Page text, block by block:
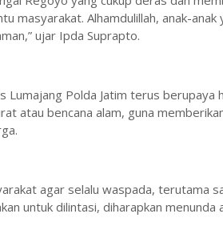
masyarakat. Alhamdulillah, anak-
ujar Ipda Suprapto.
Lumajang Polda Jatim terus
atau bencana alam, guna
agar selalu waspada, terutama
untuk dilintasi, diharapkan